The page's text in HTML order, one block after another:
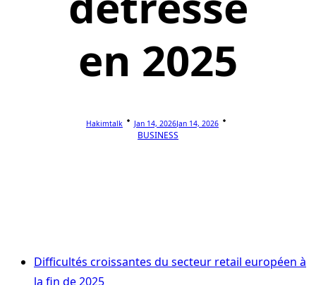
en 2025
Hakimtalk Jan 14, 2026Jan 14, 2026
BUSINESS
Difficultés croissantes du secteur retail européen à
la fin de 2025